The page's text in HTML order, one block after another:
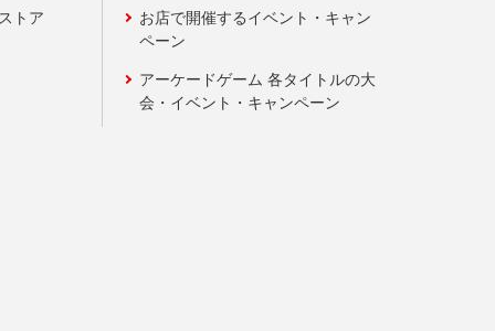
トア
お店で開催するイベント・キャン
ペーン
アーケードゲーム 各タイトルの大
会・イベント・キャンペーン